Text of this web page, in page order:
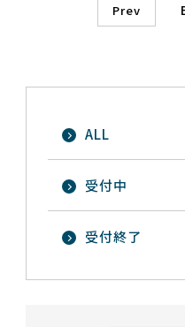
Prev
ALL
受付中
受付終了